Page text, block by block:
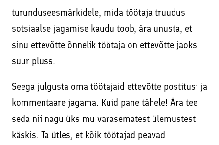
turunduseesmärkidele, mida töötaja truudus
sotsiaalse jagamise kaudu toob, ära unusta, et
sinu ettevõtte õnnelik töötaja on ettevõtte jaoks
suur pluss.
Seega julgusta oma töötajaid ettevõtte postitusi ja
kommentaare jagama. Kuid pane tähele! Ära tee
seda nii nagu üks mu varasematest ülemustest
käskis. Ta ütles, et kõik töötajad peavad